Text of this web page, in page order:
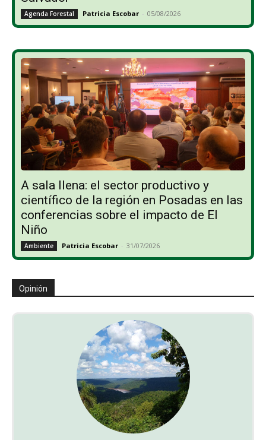
Agenda Forestal Patricia Escobar - 05/08/2026
A sala llena: el sector productivo y
científico de la región en Posadas en las
conferencias sobre el impacto de El
Niño
Ambiente Patricia Escobar - 31/07/2026
Opinión